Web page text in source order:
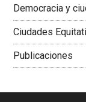
Democracia y
Ciudades
Publicaciones